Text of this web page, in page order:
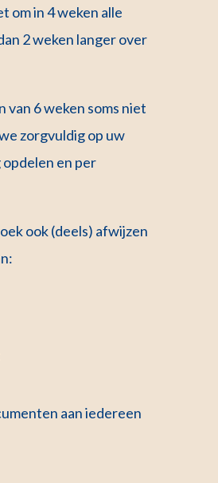
om in 4 weken alle
2 weken langer over
6 weken soms niet
zorgvuldig op uw
en per
ook (deels) afwijzen
aan iedereen